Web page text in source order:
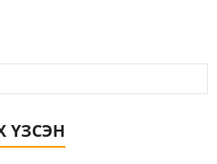
ҮЗСЭН